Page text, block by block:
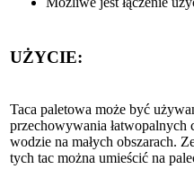
UŻYCIE:
Taca paletowa może być
przechowywania łatwopalnych
wodzie na małych obszarach.
tych tac można umieścić na